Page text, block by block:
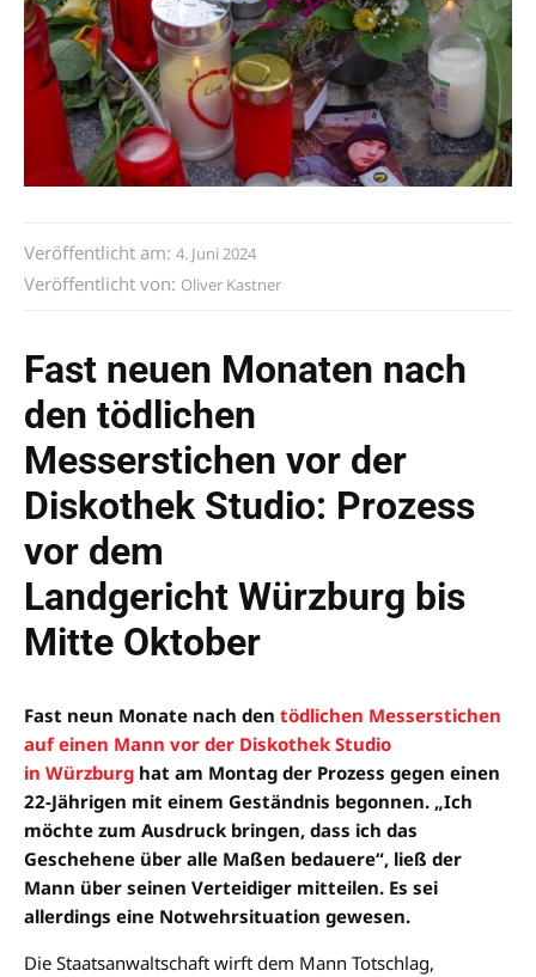
Veröffentlicht am: 4. Juni 2024
Veröffentlicht von: Oliver Kastner
Fast neuen Monaten nach
den tödlichen
Messerstichen vor der
Diskothek Studio: Prozess
vor dem
Landgericht Würzburg bis
Mitte Oktober
Fast neun Monate nach den tödlichen Messerstichen
auf einen Mann vor der Diskothek Studio
in Würzburg hat am Montag der Prozess gegen einen
22-Jährigen mit einem Geständnis begonnen. „Ich
möchte zum Ausdruck bringen, dass ich das
Geschehene über alle Maßen bedauere“, ließ der
Mann über seinen Verteidiger mitteilen. Es sei
allerdings eine Notwehrsituation gewesen.
Die Staatsanwaltschaft wirft dem Mann Totschlag,